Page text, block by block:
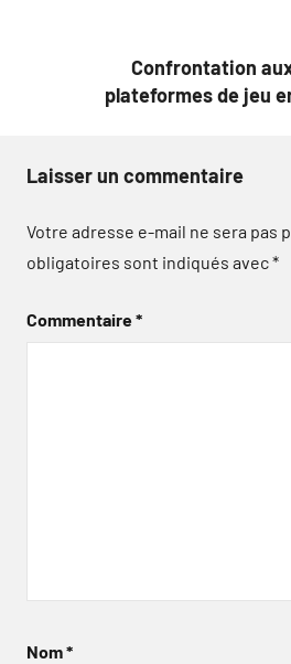
Confrontation
plateformes de jeu
Laisser un commentaire
Votre adresse e-mail ne sera pas
obligatoires sont indiqués avec*
Commentaire*
Nom*